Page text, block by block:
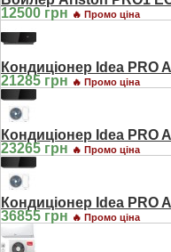
12500 грн 🔥 Промо ціна
Кондиціонер Idea PRO
21285 грн 🔥 Промо ціна
Кондиціонер Idea PRO
23265 грн 🔥 Промо ціна
Кондиціонер Idea PRO
36855 грн 🔥 Промо ціна